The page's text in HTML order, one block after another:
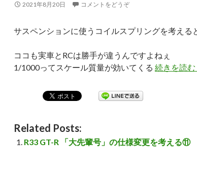
2021年8月20日 コメントをどうぞ
サスペンションに使うコイルスプリングを考える
ココも実車とRCは勝手が違うんですよねぇ
1/1000ってスケール質量が効いてくる 続きを読む
Related Posts:
R33 GT-R 「大先輩号」の仕様変更を考える⑪